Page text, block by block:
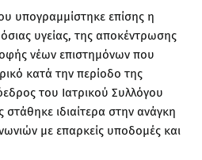
υπογραμμίστηκε επίσης η
υγείας, της αποκέντρωσης
νέων επιστημόνων που
κατά την περίοδο της
του Ιατρικού Συλλόγου
ιδιαίτερα στην ανάγκη
με επαρκείς υποδομές και